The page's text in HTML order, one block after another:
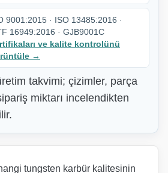
9001:2015 · ISO 13485:2016 ·
16949:2016 · GJB9001C
ve kalite kontrolünü
→
takvimi; çizimler, parça
miktarı incelendikten
tungsten karbür kalitesinin